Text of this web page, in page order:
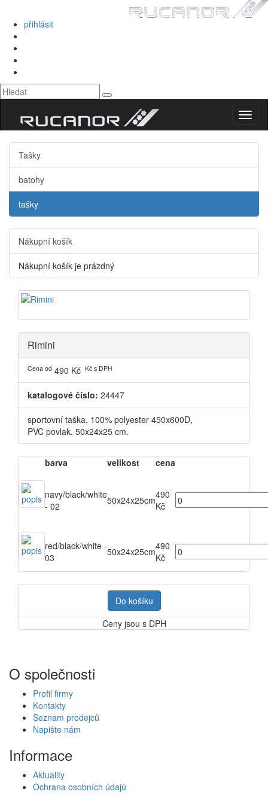
přihlásit
Tašky
batohy
tašky
Nákupní košík
Nákupní košík je prázdný
Rimini
Cena od 490 Kč Kč s DPH
katalogové číslo: 24447
sportovní taška. 100% polyester 450x600D,
PVC povlak. 50x24x25 cm.
barva velikost cena
navy/black/white
- 02
50x24x25cm490
Kč
red/black/white -
03
50x24x25cm490
Kč
Do košíku
Ceny jsou s DPH
O společnosti
Profil firmy
Kontakty
Seznam prodejců
Napište nám
Informace
Aktuality
Ochrana osobních údajů